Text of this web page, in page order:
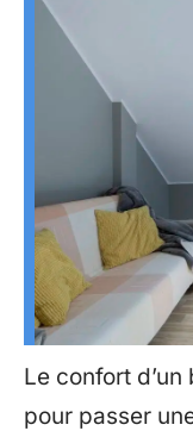
Le confort
pour passer